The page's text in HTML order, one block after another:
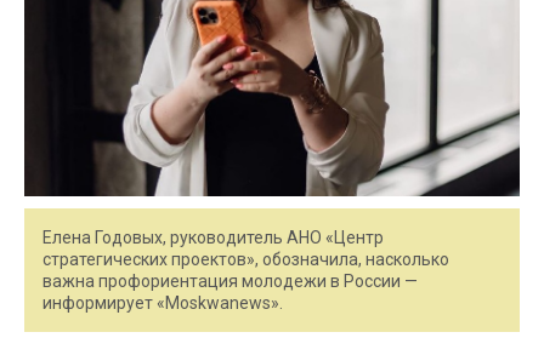
Елена Годовых, руководитель АНО «Центр
стратегических проектов», обозначила, насколько
важна профориентация молодежи в России —
информирует «Moskwanews».